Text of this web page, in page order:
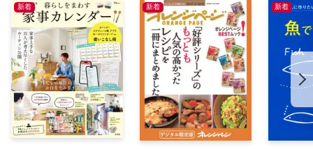
豚しゃぶのゴロゴロトマト青じそだれ
ポークトマトカレー
豚肉とトマトの黒酢炒め
トマトポン酢だれのポークソテー
豚肉とブロッコリーのごまみそレンジ蒸し
ブロッコリーの肉巻き照り焼き
豚肉とブロッコリーの甘辛煮
新着 新着 新着